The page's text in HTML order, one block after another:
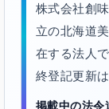
株式会社創
立の北海道
在する法人
終登記更新
掲載中の法令